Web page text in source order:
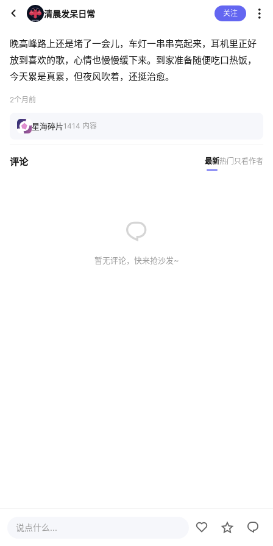
清晨发呆日常 关注
晚高峰路上还是堵了一会儿，车灯一串串亮起来，耳机里正好
放到喜欢的歌，心情也慢慢缓下来。到家准备随便吃口热饭，
今天累是真累，但夜风吹着，还挺治愈。
2个月前
星海碎片1414 内容
评论 最新热门 只看作者
暂无评论，快来抢沙发~
说点什么...